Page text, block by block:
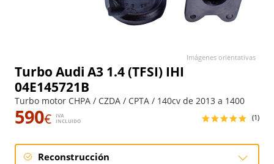
Turbo Audi A3 1.4 (TFSI) IHI
04E145721B
Turbo motor CHPA / CZDA / CPTA / 140cv de 2013 a 1400
590€
IVA
INCLUIDO
(1)
Reconstrucción
Imágenes orientativas